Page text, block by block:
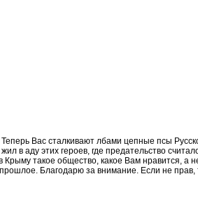
Вас сталкивают лбами цепные псы
в аду этих героев, где предательство
такое общество, какое Вам нравится, а
Благодарю за внимание. Если не